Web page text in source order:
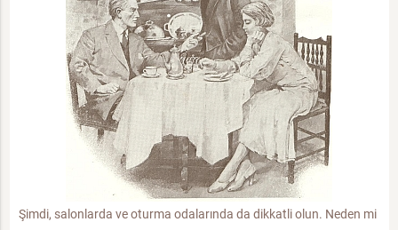
Şimdi, salonlarda ve oturma odalarında da dikkatli olun. Neden mi